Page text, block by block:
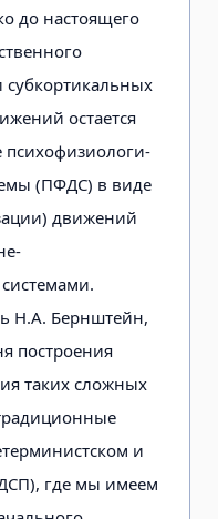
до настоящего
субкортикальных
остается
(ПФДС) в виде
движений
Н.А. Берн­штейн,
построения
таких сложных
и
где мы имеем